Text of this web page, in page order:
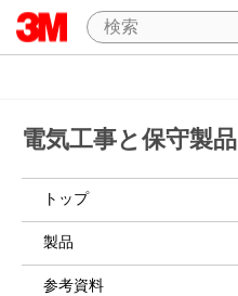
電気工事と保守製品
トップ
製品
参考資料